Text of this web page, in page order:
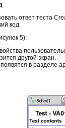
ответ теста
код.
5):
другой экран.
в разделе